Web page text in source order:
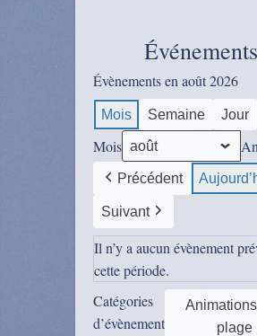
Événements
Évènements en août 2026
Mois Semaine Jour
Mois
Précédent
Suivant
Il n’y a aucun évènement
cette période.
Catégories
d’évènement
plage